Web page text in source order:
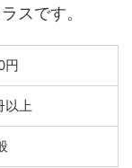
スです。
円
以上